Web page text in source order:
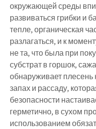
окружающей среды
развиваться грибки и
тепле, органическая
разлагаться, и к
не та, что была при
субстрат в горшок,
обнаруживает плесень
запах и рассаду,
безопасности
герметично, в сухом
использованием